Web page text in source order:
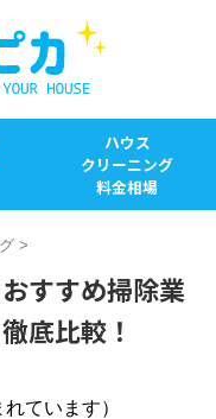
ハウス
クリーニング
料金相場
>
すすめ掃除業
底比較！
ています）